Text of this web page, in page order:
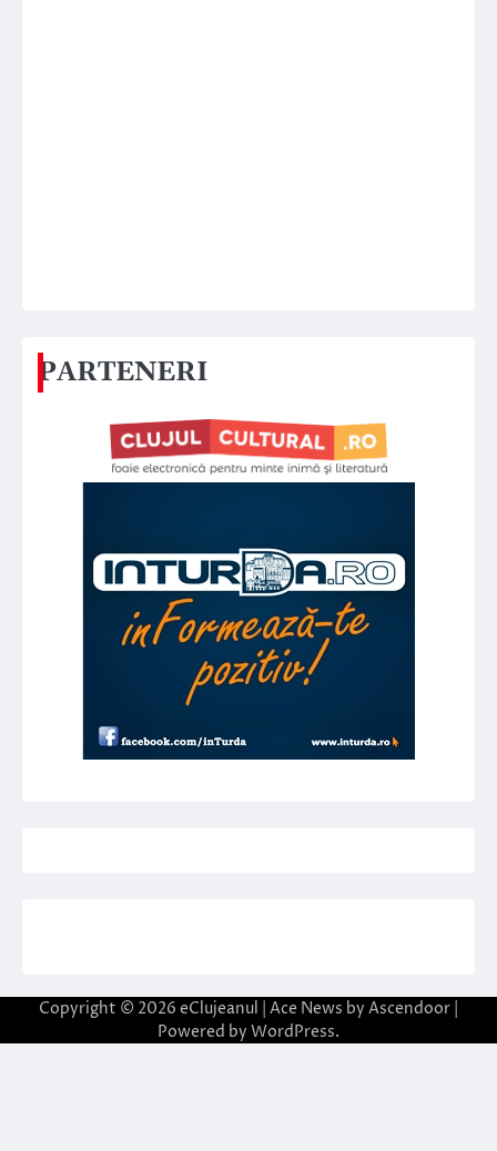
PARTENERI
Copyright © 2026 eClujeanul | Ace News by Ascendoor
Powered by WordPress.